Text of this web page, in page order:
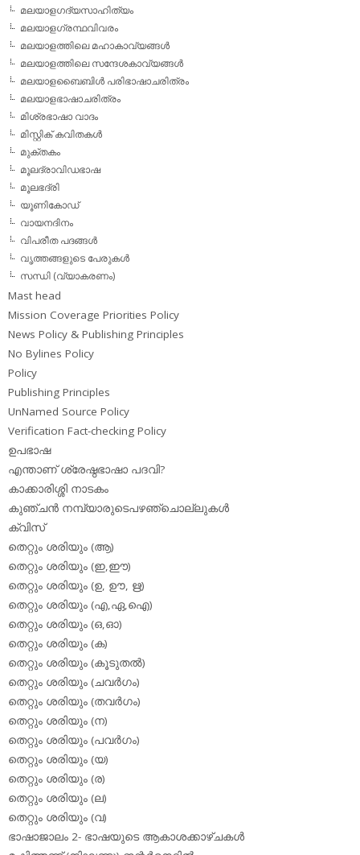
മലയാളഗദ്യസാഹിത്യം
മലയാളഗ്രന്ഥവിവരം
മലയാളത്തിലെ മഹാകാവ്യങ്ങള്‍
മലയാളത്തിലെ സന്ദേശകാവ്യങ്ങള്‍
മലയാളബൈബിള്‍ പരിഭാഷാചരിത്രം
മലയാളഭാഷാചരിത്രം
മിശ്രഭാഷാ വാദം
മിസ്റ്റിക് കവിതകള്‍
മുക്തകം
മൂലദ്രാവിഡഭാഷ
മൂലഭദ്രി
യൂണികോഡ്
വായനദിനം
വിപരീത പദങ്ങള്‍
വൃത്തങ്ങളുടെ പേരുകള്‍
സന്ധി (വ്യാകരണം)
Mast head
Mission Coverage Priorities Policy
News Policy & Publishing Principles
No Bylines Policy
Policy
Publishing Principles
UnNamed Source Policy
Verification Fact-checking Policy
ഉപഭാഷ
എന്താണ് ശ്രേഷ്ഠഭാഷാ പദവി?
കാക്കാരിശ്ശി നാടകം
കുഞ്ചന്‍ നമ്പ്യാരുടെപഴഞ്ചൊല്ലുകള്‍
ക്വിസ്
തെറ്റും ശരിയും (ആ)
തെറ്റും ശരിയും (ഇ,ഈ)
തെറ്റും ശരിയും (ഉ, ഊ, ഋ)
തെറ്റും ശരിയും (എ,ഏ,ഐ)
തെറ്റും ശരിയും (ഒ,ഓ)
തെറ്റും ശരിയും (ക)
തെറ്റും ശരിയും (കൂടുതല്‍)
തെറ്റും ശരിയും (ചവര്‍ഗം)
തെറ്റും ശരിയും (തവര്‍ഗം)
തെറ്റും ശരിയും (ന)
തെറ്റും ശരിയും (പവര്‍ഗം)
തെറ്റും ശരിയും (യ)
തെറ്റും ശരിയും (ര)
തെറ്റും ശരിയും (ല)
തെറ്റും ശരിയും (വ)
ഭാഷാജാലം 2- ഭാഷയുടെ ആകാശക്കാഴ്ചകള്‍